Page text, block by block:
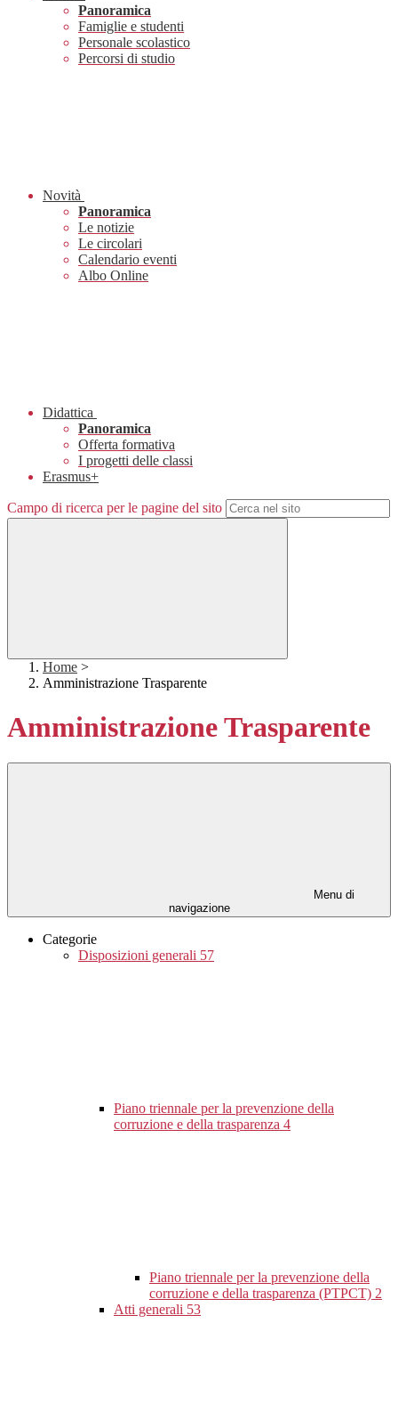
Panoramica
Famiglie e studenti
Personale scolastico
Percorsi di studio
Novità
Panoramica
Le notizie
Le circolari
Calendario eventi
Albo Online
Didattica
Panoramica
Offerta formativa
I progetti delle classi
Erasmus+
Campo di ricerca per le pagine del sito
Home >
Amministrazione Trasparente
Amministrazione Trasparente
Menu di
navigazione
Categorie
Disposizioni generali 57
Piano triennale per la prevenzione della
corruzione e della trasparenza 4
Piano triennale per la prevenzione della
corruzione e della trasparenza (PTPCT) 2
Atti generali 53